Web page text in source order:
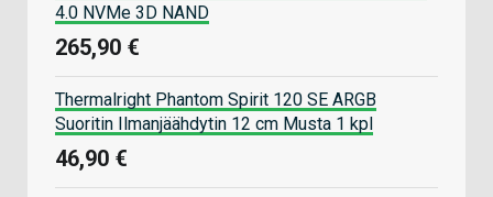
4.0 NVMe 3D NAND
265,90 €
Thermalright Phantom Spirit 120 SE ARGB
Suoritin Ilmanjäähdytin 12 cm Musta 1 kpl
46,90 €